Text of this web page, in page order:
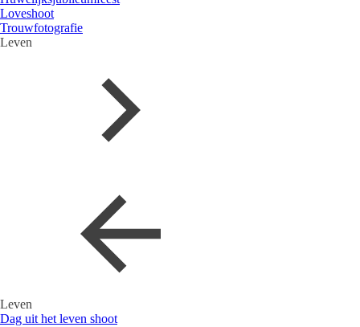
Loveshoot
Trouwfotografie
Leven
Leven
Dag uit het leven shoot